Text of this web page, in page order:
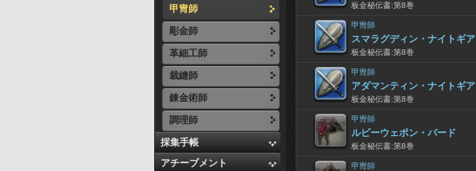
甲冑師
彫金師
革細工師
裁縫師
錬金術師
調理師
採集手帳
アチーブメント
板金秘伝書:第8巻
甲冑師
スマラグディン・ナイトギア
板金秘伝書:第8巻
甲冑師
アダマンティン・ナイトギア
板金秘伝書:第8巻
甲冑師
ルビーウェポン・バード
板金秘伝書:第8巻
甲冑師